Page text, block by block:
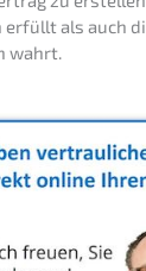
erfüllt als auch
wahrt.